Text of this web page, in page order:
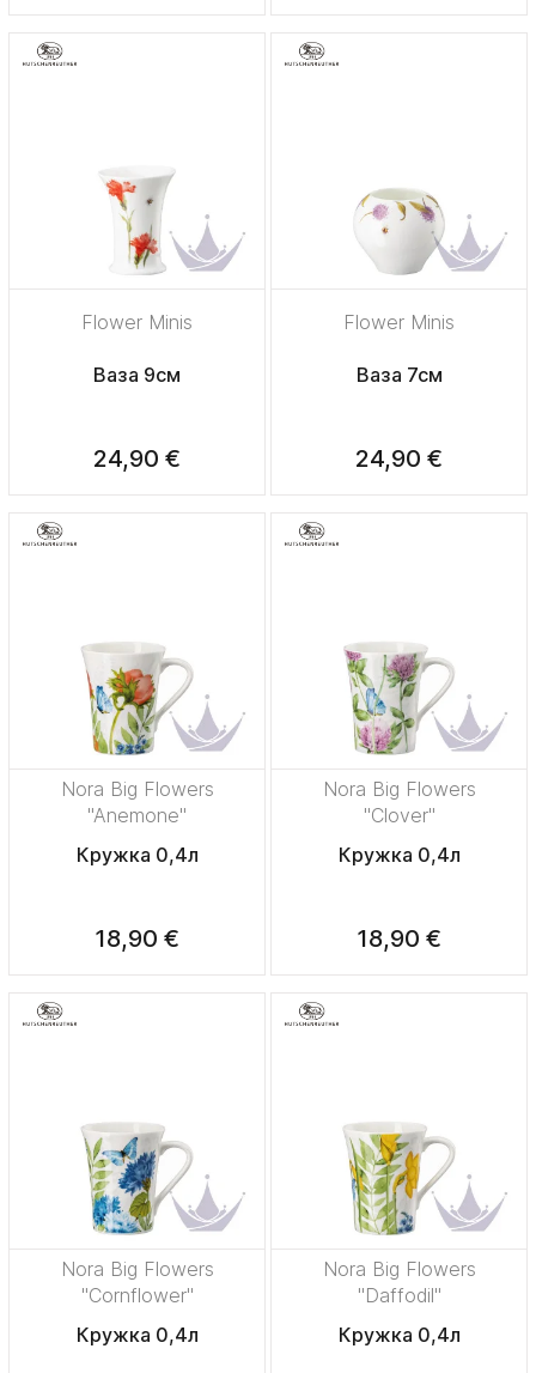
Flower Minis
Ваза 9см
24,90 €
Flower Minis
Ваза 7см
24,90 €
Nora Big Flowers
"Anemone"
Кружка 0,4л
18,90 €
Nora Big Flowers
"Clover"
Кружка 0,4л
18,90 €
Nora Big Flowers
"Cornflower"
Кружка 0,4л
Nora Big Flowers
"Daffodil"
Кружка 0,4л